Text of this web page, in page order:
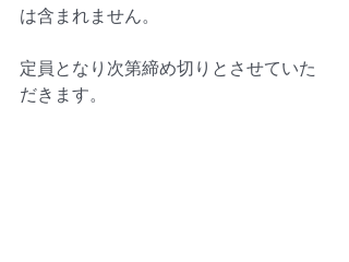
は含まれません。
定員となり次第締め切りとさせていた
だきます。